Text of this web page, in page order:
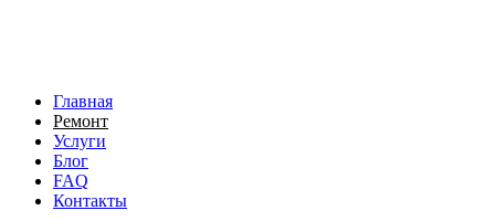
Главная
Ремонт
Услуги
Блог
FAQ
Контакты